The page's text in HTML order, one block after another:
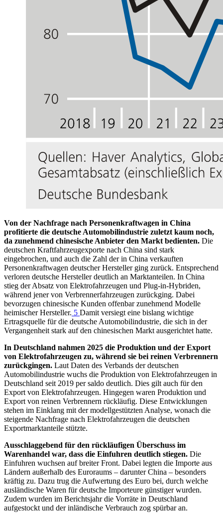
Von der Nachfrage nach Personenkraftwagen in China
profitierte die deutsche Automobilindustrie zuletzt kaum noch,
da zunehmend chinesische Anbieter den Markt bedienten. Die
deutschen Kraftfahrzeugexporte nach China sind stark
eingebrochen, und auch die Zahl der in China verkauften
Personenkraftwagen deutscher Hersteller ging zurück. Entsprechend
verloren deutsche Hersteller deutlich an Marktanteilen. In China
stieg der Absatz von Elektrofahrzeugen und Plug-in-Hybriden,
während jener von Verbrennerfahrzeugen zurückging. Dabei
bevorzugen chinesische Kunden offenbar zunehmend Modelle
heimischer Hersteller. 5 Damit versiegt eine bislang wichtige
Ertragsquelle für die deutsche Automobilindustrie, die sich in der
Vergangenheit stark auf den chinesischen Markt ausgerichtet hatte.
In Deutschland nahmen 2025 die Produktion und der Export
von Elektrofahrzeugen zu, während sie bei reinen Verbrennern
zurückgingen. Laut Daten des Verbands der deutschen
Automobilindustrie wuchs die Produktion von Elektrofahrzeugen in
Deutschland seit 2019 per saldo deutlich. Dies gilt auch für den
Export von Elektrofahrzeugen. Hingegen waren Produktion und
Export von reinen Verbrennern rückläufig. Diese Entwicklungen
stehen im Einklang mit der modellgestützten Analyse, wonach die
steigende Nachfrage nach Elektrofahrzeugen die deutschen
Exportmarktanteile stützte.
Ausschlaggebend für den rückläufigen Überschuss im
Warenhandel war, dass die Einfuhren deutlich stiegen. Die
Einfuhren wuchsen auf breiter Front. Dabei legten die Importe aus
Ländern außerhalb des Euroraums – darunter China – besonders
kräftig zu. Dazu trug die Aufwertung des Euro bei, durch welche
ausländische Waren für deutsche Importeure günstiger wurden.
Zudem wurden im Berichtsjahr die Vorräte in Deutschland
aufgestockt und der inländische Verbrauch zog spürbar an.